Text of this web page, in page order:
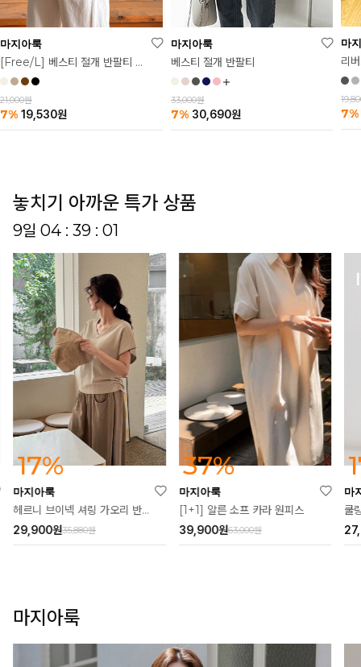
마지아룩
[Free/L] 베스티 절개 반팔티 2탄
21,000원
7% 19,530원
마지아룩
베스티 절개 반팔티
33,000원
7% 30,690원
마
리
7%
놓치기 아까운 특가 상품
9일 04 : 38 : 57
17%
마지아룩
헤르니 브이넥 셔링 가오리 반팔티
35,880원
29,900원
37%
마지아룩
[1+1] 알른 소프 카라 원피스
63,000원
39,900원
마
쿨
마지아룩